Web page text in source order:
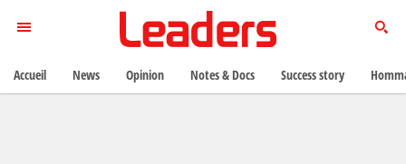
Accueil News Opinion Notes & Docs Success story